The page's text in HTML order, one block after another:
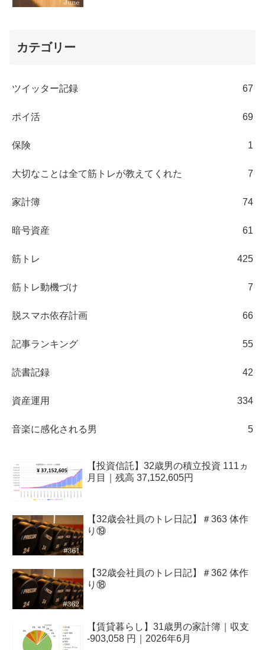
カテゴリー
ツイッター記録 67
ポイ活 69
保険 1
大切なことは全て筋トレが教えてくれた 7
家計簿 74
暗号資産 61
筋トレ 425
筋トレ動機づけ 7
脱スマホ依存計画 66
記事ランキング 55
読書記録 42
資産運用 334
音楽に感化される男 5
【投資信託】32歳男の積立投資 111ヵ
月目｜残高 37,152,605円
【32歳会社員のトレ日記】＃363 体作
り⑲
【32歳会社員のトレ日記】＃362 体作
り⑱
【賃貸暮らし】31歳男の家計簿｜収支
-903,058 円｜2026年6月